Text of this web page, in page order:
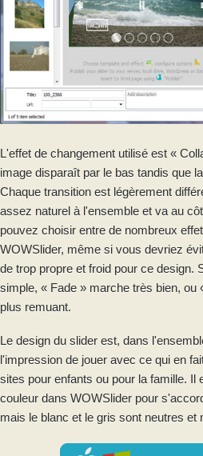
L'effet de changement utilisé est «
image disparaît par le bas tandis que
Chaque transition est légèrement
assez naturel à l'ensemble et va au
pouvez choisir entre de nombreux
WOWSlider, même si vous devriez
de trop propre et froid pour ce design.
simple, « Fade » marche très bien, ou
plus remuant.
Le design du slider est, dans
l'impression de jouer avec ce qui en
sites pour enfants ou pour la famille. Il
couleur dans WOWSlider pour
mais le blanc et le gris sont neutres et